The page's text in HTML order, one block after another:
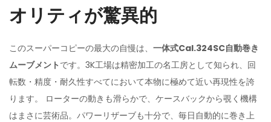
オリティが驚異的
このスーパーコピーの最大の自慢は、 一体式Cal.324SC自動巻き
ムーブメント です。3K工場は精密加工の名工房として知られ、回
転数・精度・耐久性すべてにおいて本物に極めて近い再現性を誇
ります。 ローターの動きも滑らかで、ケースバックから覗く機構
はまさに芸術品。パワーリザーブも十分で、毎日自動的に巻き上